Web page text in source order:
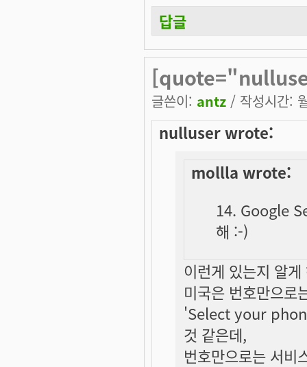
답글
글쓴이: antz / 작성시간:
nulluser wrote:
mollla wrote:
14. Google
해 :-)
이런게 있는지 알
미국은 번호만으로
'Select your
것 같은데,
번호만으로는 서비